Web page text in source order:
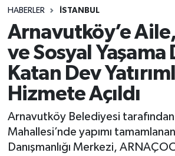
HABERLER İSTANBUL
Arnavutköy’e
ve Sosyal Yaşama
Katan Dev
Hizmete Açıldı
Arnavutköy Belediyesi
Mahallesi’nde yapımı
Danışmanlığı Merkezi,